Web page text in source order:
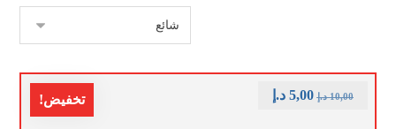
تخفيض! 10,00 د.إ 5,00 د.إ